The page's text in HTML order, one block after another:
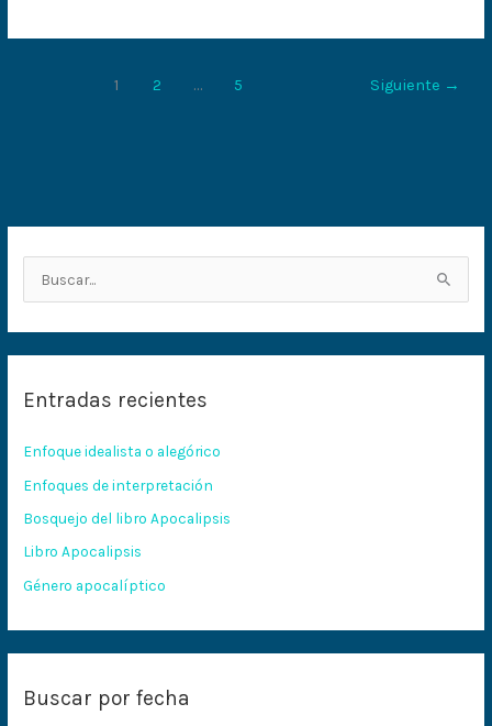
1 2 … 5 Siguiente →
a
p
o
r
:
Entradas recientes
Enfoque idealista o alegórico
Enfoques de interpretación
Bosquejo del libro Apocalipsis
Libro Apocalipsis
Género apocalíptico
Buscar por fecha